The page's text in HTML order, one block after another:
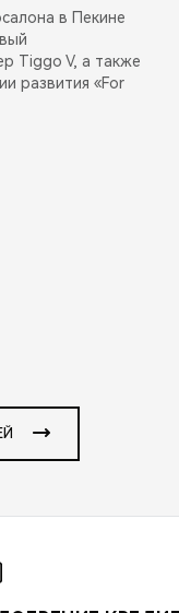
в Пекине
Tiggo V, а также
развития «For